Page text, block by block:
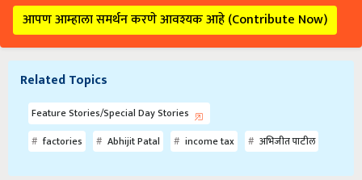
आपण आम्हाला समर्थन करणे आवश्यक आहे (Contribute Now)
Related Topics
Feature Stories/Special Day Stories
factories
Abhijit Patal income tax अभिजीत पाटील